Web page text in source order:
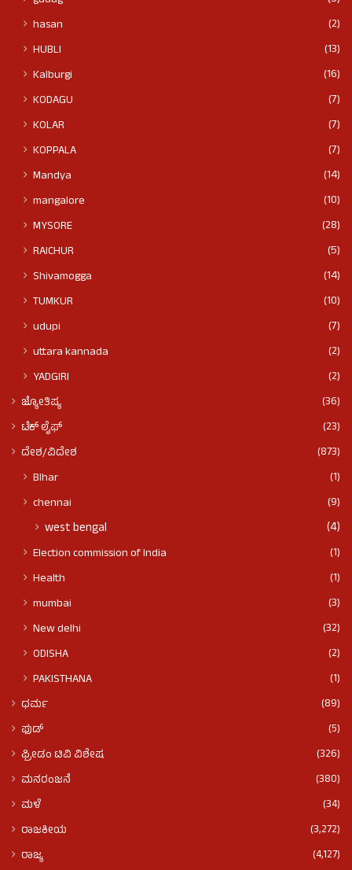
hasan
(2)
HUBLI
(13)
Kalburgi
(16)
KODAGU
(7)
KOLAR
(7)
KOPPALA
(7)
Mandya
(14)
mangalore
(10)
MYSORE
(28)
RAICHUR
(5)
Shivamogga
(14)
TUMKUR
(10)
udupi
(7)
uttara kannada
(2)
YADGIRI
(2)
ಜ್ಯೋತಿಷ್ಯ
(36)
ಟೆಕ್ ಲೈಫ್
(23)
ದೇಶ/ವಿದೇಶ
(873)
BIhar
(1)
chennai
(9)
west bengal (4)
Election commission of India
(1)
Health
(1)
mumbai
(3)
New delhi
(32)
ODISHA
(2)
PAKISTHANA
(1)
ಧರ್ಮ
(89)
ಫುಡ್​​
(5)
ಫ್ರೀಡಂ ಟಿವಿ ವಿಶೇಷ
(326)
ಮನರಂಜನೆ
(380)
ಮಳೆ
(34)
ರಾಜಕೀಯ
(3,272)
ರಾಜ್ಯ
(4,127)